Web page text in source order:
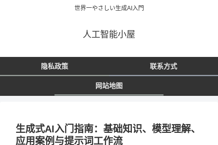
世界一やさしい生成AI入門
人工智能小屋
隐私政策 联系方式
网站地图
生成式AI入门指南：基础知识、模型理解、
应用案例与提示词工作流